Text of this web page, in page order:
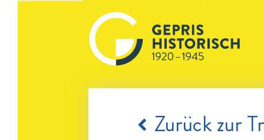
Zurück zur